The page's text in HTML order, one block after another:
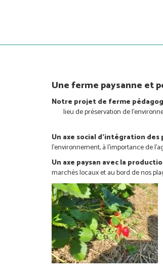
Une ferme paysanne et
Notre projet de ferme
lieu de préservation de
Un axe social d’intégration
l’environnement, à l’importance de
Un axe paysan avec la
marchés locaux et au bord de nos